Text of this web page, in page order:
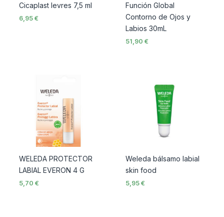
Cicaplast levres 7,5 ml
6,95€
Función Global
Contorno de Ojos y
Labios 30mL
51,90 €
WELEDA PROTECTOR
LABIAL EVERON 4 G
5,70€
Weleda bálsamo labial
skin food
5,95 €